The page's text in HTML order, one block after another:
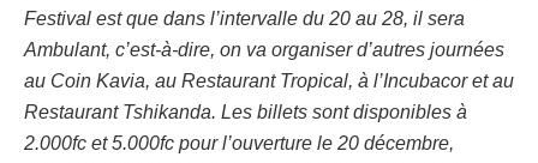
Festival est que dans l’intervalle du 20 au 28, il sera
Ambulant, c’est-à-dire, on va organiser d’autres journées
au Coin Kavia, au Restaurant Tropical, à l’Incubacor et au
Restaurant Tshikanda. Les billets sont disponibles à
2.000fc et 5.000fc pour l’ouverture le 20 décembre,